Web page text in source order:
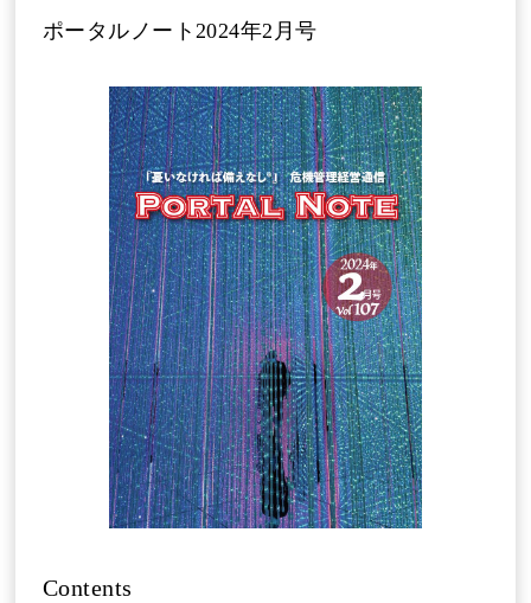
ポータルノート2024年2月号
Contents